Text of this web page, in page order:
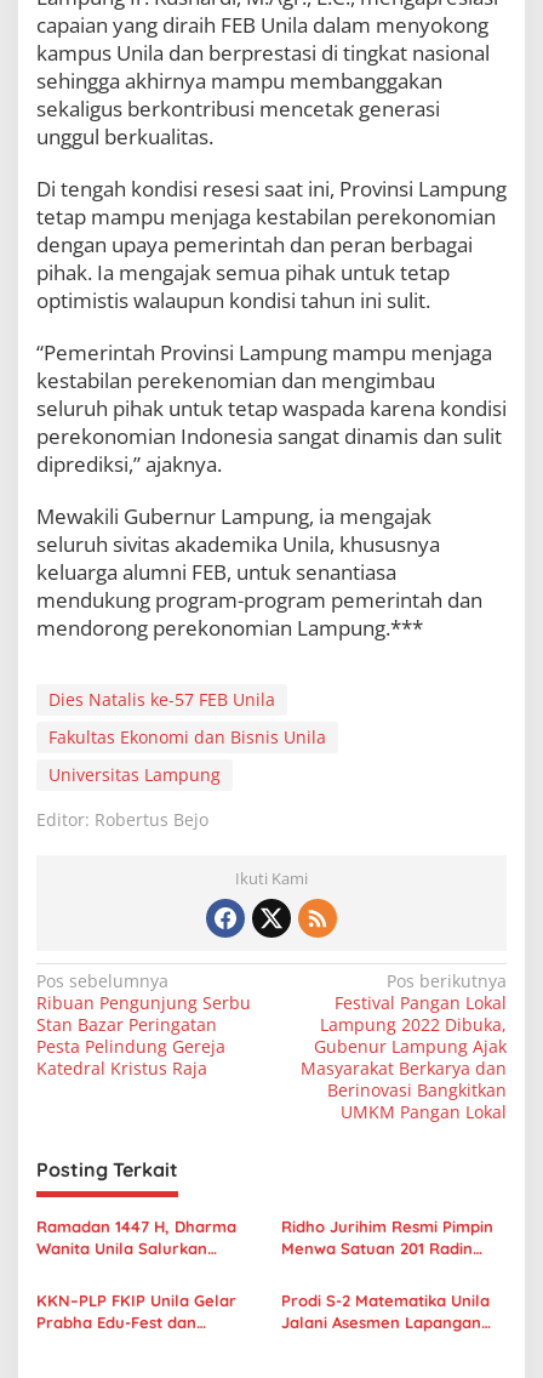
capaian yang diraih FEB Unila dalam menyokong
kampus Unila dan berprestasi di tingkat nasional
sehingga akhirnya mampu membanggakan
sekaligus berkontribusi mencetak generasi
unggul berkualitas.
Di tengah kondisi resesi saat ini, Provinsi Lampung
tetap mampu menjaga kestabilan perekonomian
dengan upaya pemerintah dan peran berbagai
pihak. Ia mengajak semua pihak untuk tetap
optimistis walaupun kondisi tahun ini sulit.
“Pemerintah Provinsi Lampung mampu menjaga
kestabilan perekenomian dan mengimbau
seluruh pihak untuk tetap waspada karena kondisi
perekonomian Indonesia sangat dinamis dan sulit
diprediksi,” ajaknya.
Mewakili Gubernur Lampung, ia mengajak
seluruh sivitas akademika Unila, khususnya
keluarga alumni FEB, untuk senantiasa
mendukung program-program pemerintah dan
mendorong perekonomian Lampung.***
Dies Natalis ke-57 FEB Unila
Fakultas Ekonomi dan Bisnis Unila
Universitas Lampung
Editor: Robertus Bejo
Ikuti Kami
N
a
v
i
a
s
i
p
o
s
Pos sebelumnya
Ribuan Pengunjung Serbu
Stan Bazar Peringatan
Pesta Pelindung Gereja
Katedral Kristus Raja
Pos berikutnya
Festival Pangan Lokal
Lampung 2022 Dibuka,
Gubenur Lampung Ajak
Masyarakat Berkarya dan
Berinovasi Bangkitkan
UMKM Pangan Lokal
Posting Terkait
Ramadan 1447 H, Dharma
Wanita Unila Salurkan
untuk Warga Sekitar Kampus
Ridho Jurihim Resmi Pimpin
Menwa Satuan 201 Radin
KKN–PLP FKIP Unila Gelar
Prabha Edu-Fest dan
Prodi S-2 Matematika Unila
Jalani Asesmen Lapangan